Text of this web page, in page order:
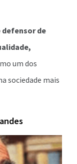
de
um dos
sociedade mais